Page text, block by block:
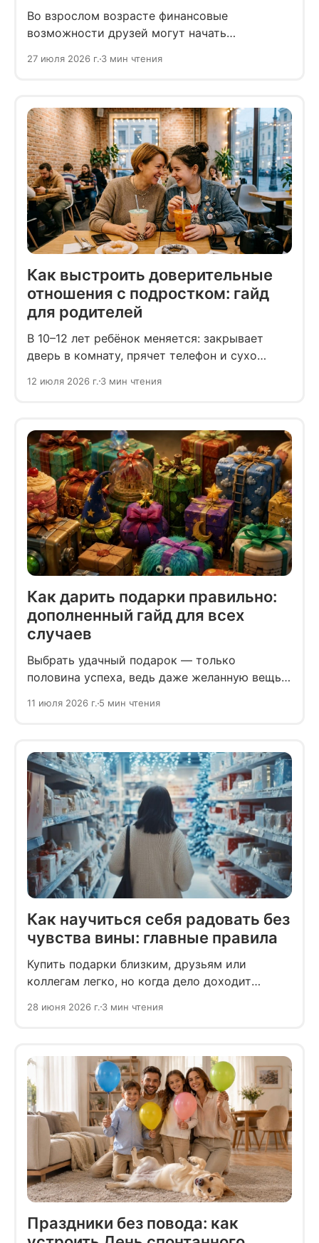
Во взрослом возрасте финансовые
возможности друзей могут начать
на неудобные условия и не отказываться
от встреч вовсе.
27 июля 2026 г. 3 мин чтения
Как выстроить доверительные
отношения с подростком: гайд
для родителей
В 10–12 лет ребёнок меняется: закрывает
дверь в комнату, прячет телефон и сухо
родители боятся потерять контакт
12 июля 2026 г. 3 мин чтения
Как дарить подарки правильно:
дополненный гайд для всех
случаев
Выбрать удачный подарок — только
половина успеха, ведь даже желанную вещь
11 июля 2026 г. 5 мин чтения
Как научиться себя радовать без
чувства вины: главные правила
Купить подарки близким, друзьям или
коллегам легко, но когда дело доходит
внутреннего критика. В итоге побеждают
28 июня 2026 г. 3 мин чтения
Праздники без повода: как